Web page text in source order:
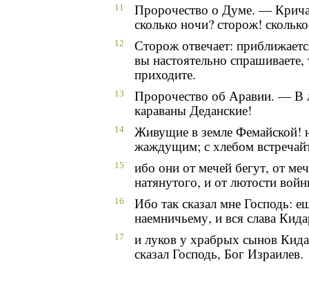
11
Пророчество о Думе. —
сколько ночи? сторож!
12
Сторож отвечает:
вы настоятельно спрашиваете,
приходите.
13
Пророчество об Аравии. — В
караваны Деданские!
14
Живущие в земле Фемайской!
жаждущим; с хлебом
15
ибо они от мечей бегут, от
натянутого, и от лютости
16
Ибо так сказал мне Господь:
наемничьему, и вся слава
17
и луков у храбрых сынов
сказал Господь, Бог Израилев.